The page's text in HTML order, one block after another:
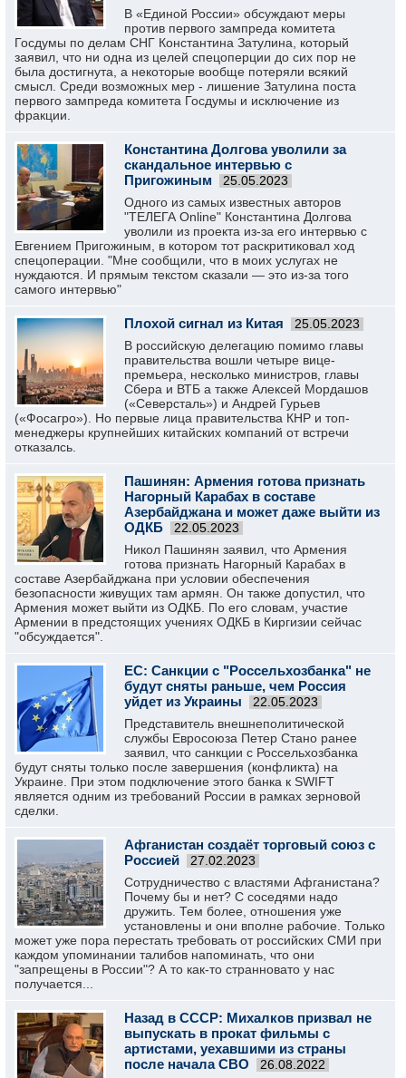
В «Единой России» обсуждают меры
против первого зампреда комитета
Госдумы по делам СНГ Константина Затулина, который
заявил, что ни одна из целей спецоперции до сих пор не
была достигнута, а некоторые вообще потеряли всякий
смысл. Среди возможных мер - лишение Затулина поста
первого зампреда комитета Госдумы и исключение из
фракции.
Константина Долгова уволили за
скандальное интервью с
Пригожиным
25.05.2023
Одного из самых известных авторов
"ТЕЛЕГА Online" Константина Долгова
уволили из проекта из-за его интервью с
Евгением Пригожиным, в котором тот раскритиковал ход
спецоперации. "Мне сообщили, что в моих услугах не
нуждаются. И прямым текстом сказали — это из-за того
самого интервью"
Плохой сигнал из Китая 25.05.2023
В российскую делегацию помимо главы
правительства вошли четыре вице-
премьера, несколько министров, главы
Сбера и ВТБ а также Алексей Мордашов
(«Северсталь») и Андрей Гурьев
(«Фосагро»). Но первые лица правительства КНР и топ-
менеджеры крупнейших китайских компаний от встречи
отказалсь.
Пашинян: Армения готова признать
Нагорный Карабах в составе
Азербайджана и может даже выйти из
ОДКБ
22.05.2023
Никол Пашинян заявил, что Армения
готова признать Нагорный Карабах в
составе Азербайджана при условии обеспечения
безопасности живущих там армян. Он также допустил, что
Армения может выйти из ОДКБ. По его словам, участие
Армении в предстоящих учениях ОДКБ в Киргизии сейчас
"обсуждается".
ЕС: Санкции с "Россельхозбанка" не
будут сняты раньше, чем Россия
уйдет из Украины
22.05.2023
Представитель внешнеполитической
службы Евросоюза Петер Стано ранее
заявил, что санкции с Россельхозбанка
будут сняты только после завершения (конфликта) на
Украине. При этом подключение этого банка к SWIFT
является одним из требований России в рамках зерновой
сделки.
Афганистан создаёт торговый союз с
Россией
27.02.2023
Сотрудничество с властями Афганистана?
Почему бы и нет? С соседями надо
дружить. Тем более, отношения уже
установлены и они вполне рабочие. Только
может уже пора перестать требовать от российских СМИ при
каждом упоминании талибов напоминать, что они
"запрещены в России"? А то как-то странновато у нас
получается...
Назад в СССР: Михалков призвал не
выпускать в прокат фильмы с
артистами, уехавшими из страны
после начала СВО
26.08.2022